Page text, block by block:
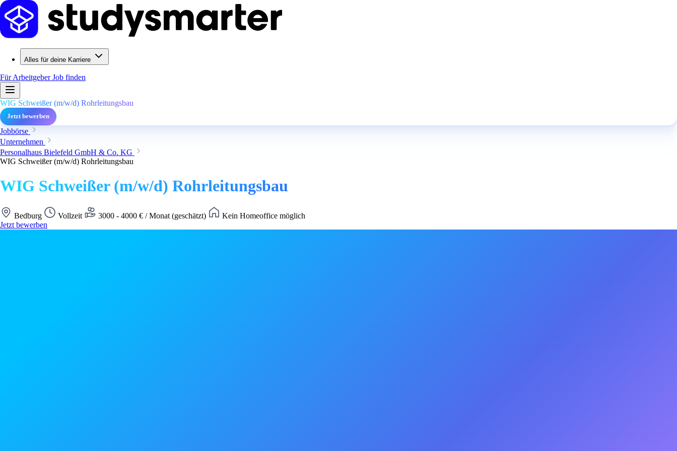
Alles für deine Karriere
Für ArbeitgeberJob finden
WIG Schweißer (m/w/d) Rohrleitungsbau
Jetzt bewerben
Jobbörse
Unternehmen
Personalhaus Bielefeld GmbH & Co. KG
WIG Schweißer (m/w/d) Rohrleitungsbau
WIG Schweißer (m/w/d) Rohrleitungsbau
Bedburg Vollzeit 3000 - 4000 € / Monat (geschätzt)
Kein Homeoffice möglich
Jetzt bewerben